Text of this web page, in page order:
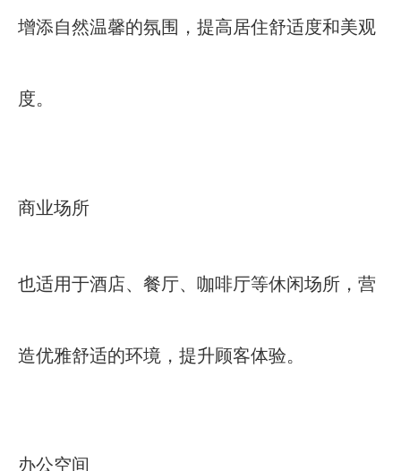
增添自然温馨的氛围，提高居住舒适度和美观
度。
商业场所
也适用于酒店、餐厅、咖啡厅等休闲场所，营
造优雅舒适的环境，提升顾客体验。
办公空间